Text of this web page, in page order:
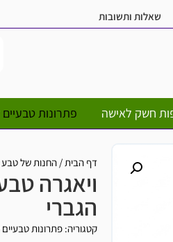
פתרונות טבעיים לחיוניות
דף הבית החנות של טבע און/
ויאגרה טבעית
פתרונות טבעיים לחיוניות